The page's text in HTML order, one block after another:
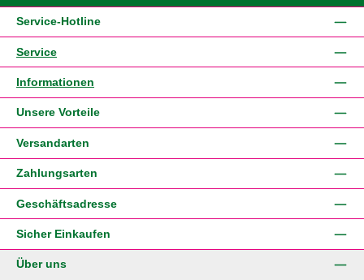
Service-Hotline
Service
Informationen
Unsere Vorteile
Versandarten
Zahlungsarten
Geschäftsadresse
Sicher Einkaufen
Über uns